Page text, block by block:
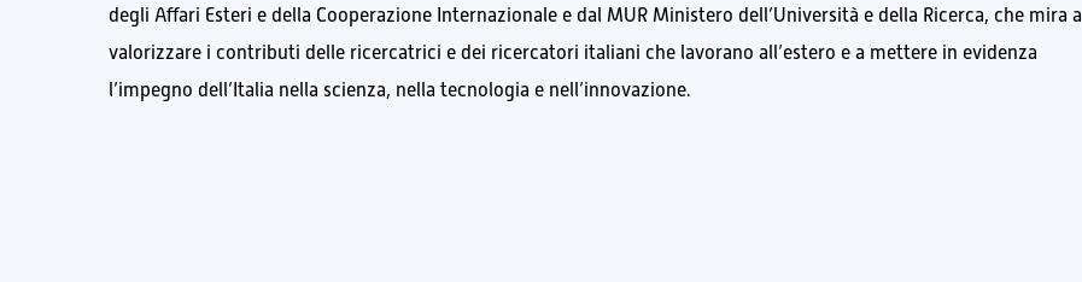
degli Affari Esteri e della Cooperazione Internazionale e dal MUR Ministero dell’Università e della Ricerca, che mira a
valorizzare i contributi delle ricercatrici e dei ricercatori italiani che lavorano all’estero e a mettere in evidenza
l’impegno dell’Italia nella scienza, nella tecnologia e nell’innovazione.